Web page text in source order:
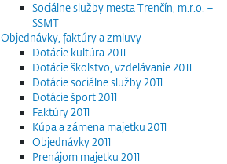
Sociálne služby mesta Trenčín, m.r.o. –
SSMT
Objednávky, faktúry a zmluvy
Dotácie kultúra 2011
Dotácie školstvo, vzdelávanie 2011
Dotácie sociálne služby 2011
Dotácie šport 2011
Faktúry 2011
Kúpa a zámena majetku 2011
Objednávky 2011
Prenájom majetku 2011